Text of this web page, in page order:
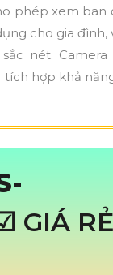
phép xem ban
cho gia đình,
nét.
hợp khả
GIÁ RẺ